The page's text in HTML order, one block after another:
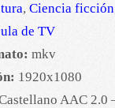
, Ciencia ficción
de TV
mkv
1920x1080
AAC 2.0